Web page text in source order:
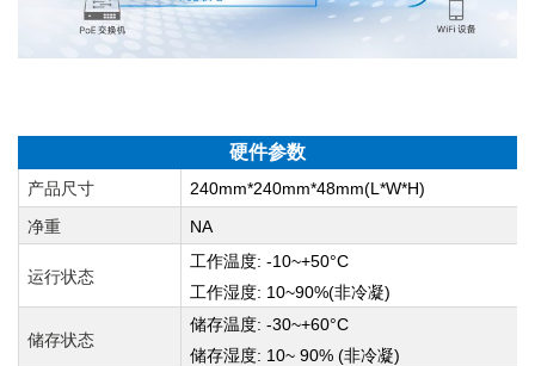
硬件参数
产品尺寸
240mm*240mm*48mm(L*W*H)
净重
NA
运行状态
工作温度: -10~+50°C
工作湿度: 10~90%(非冷凝)
储存状态
储存温度: -30~+60°C
储存湿度: 10~ 90% (非冷凝)